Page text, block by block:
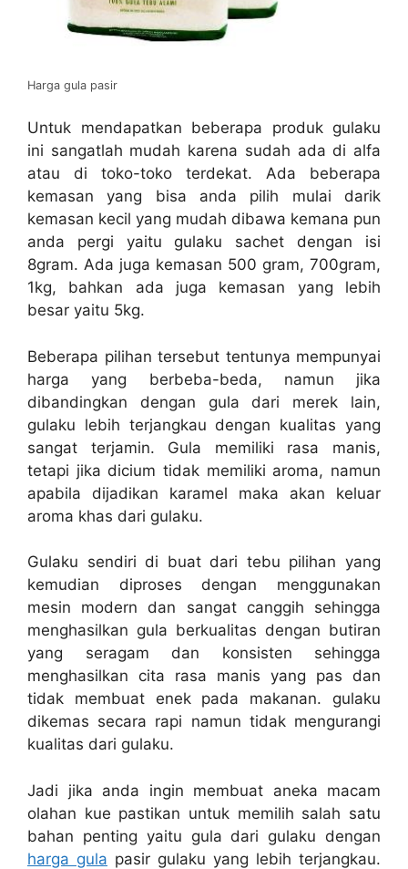
Harga gula pasir
Untuk mendapatkan beberapa produk gulaku
ini sangatlah mudah karena sudah ada di alfa
atau di toko-toko terdekat. Ada beberapa
kemasan yang bisa anda pilih mulai darik
kemasan kecil yang mudah dibawa kemana pun
anda pergi yaitu gulaku sachet dengan isi
8gram. Ada juga kemasan 500 gram, 700gram,
1kg, bahkan ada juga kemasan yang lebih
besar yaitu 5kg.
Beberapa pilihan tersebut tentunya mempunyai
harga yang berbeba-beda, namun jika
dibandingkan dengan gula dari merek lain,
gulaku lebih terjangkau dengan kualitas yang
sangat terjamin. Gula memiliki rasa manis,
tetapi jika dicium tidak memiliki aroma, namun
apabila dijadikan karamel maka akan keluar
aroma khas dari gulaku.
Gulaku sendiri di buat dari tebu pilihan yang
kemudian diproses dengan menggunakan
mesin modern dan sangat canggih sehingga
menghasilkan gula berkualitas dengan butiran
yang seragam dan konsisten sehingga
menghasilkan cita rasa manis yang pas dan
tidak membuat enek pada makanan. gulaku
dikemas secara rapi namun tidak mengurangi
kualitas dari gulaku.
Jadi jika anda ingin membuat aneka macam
olahan kue pastikan untuk memilih salah satu
bahan penting yaitu gula dari gulaku dengan
harga gula pasir gulaku yang lebih terjangkau.